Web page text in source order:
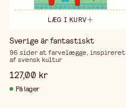
LÆG I KURV
Sverige är fantastiskt
96 sider at farvelægge, inspireret
af svensk kultur
127,00 kr
På lager